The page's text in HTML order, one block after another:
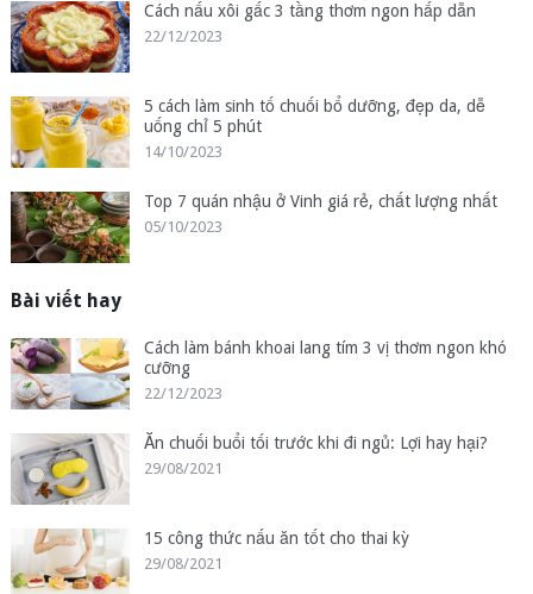
Cách nấu xôi gấc 3 tầng thơm ngon hấp dẫn
22/12/2023
5 cách làm sinh tố chuối bổ dưỡng, đẹp da, dễ
uống chỉ 5 phút
14/10/2023
Top 7 quán nhậu ở Vinh giá rẻ, chất lượng nhất
05/10/2023
Bài viết hay
Cách làm bánh khoai lang tím 3 vị thơm ngon khó
cưỡng
22/12/2023
Ăn chuối buổi tối trước khi đi ngủ: Lợi hay hại?
29/08/2021
15 công thức nấu ăn tốt cho thai kỳ
29/08/2021